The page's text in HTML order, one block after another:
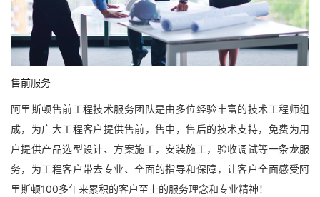
售前服务
阿里斯顿售前工程技术服务团队是由多位经验丰富的技术工程师组
成，为广大工程客户提供售前，售中，售后的技术支持，免费为用
户提供产品选型设计、方案施工，安装施工，验收调试等一条龙服
务，为工程客户带去专业、全面的指导和保障，让客户全面感受阿
里斯顿100多年来累积的客户至上的服务理念和专业精神！